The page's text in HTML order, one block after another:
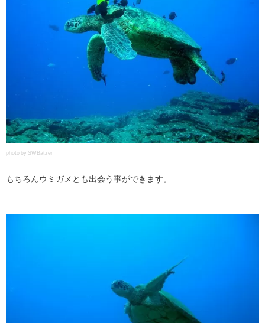
photo by SWBatzer
もちろんウミガメとも出会う事ができます。